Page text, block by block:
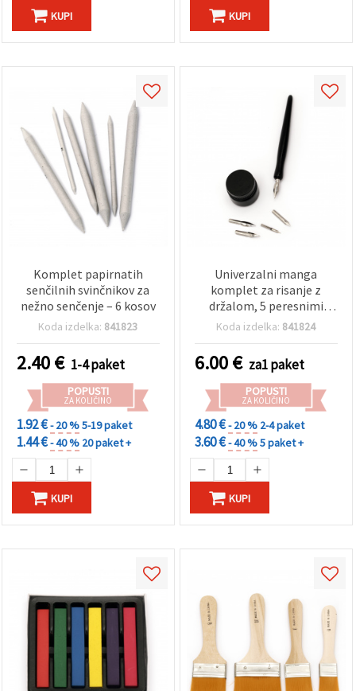
KUPI KUPI
Komplet papirnatih
senčilnih svinčnikov za
nežno senčenje – 6 kosov
Koda izdelka: 841823
2.40€ 1-4 paket
POPUSTI
ZA KOLIČINO
1.92 €- 20 %5-19 paket
1.44 €- 40 % 20 paket +
KUPI
Univerzalni manga
komplet za risanje z
držalom, 5 peresnimi
konicami in črnim črnilom
Koda izdelka: 841824
6.00€ za1 paket
POPUSTI
ZA KOLIČINO
4.80 €- 20 % 2-4 paket
3.60 €- 40 %5 paket +
KUPI